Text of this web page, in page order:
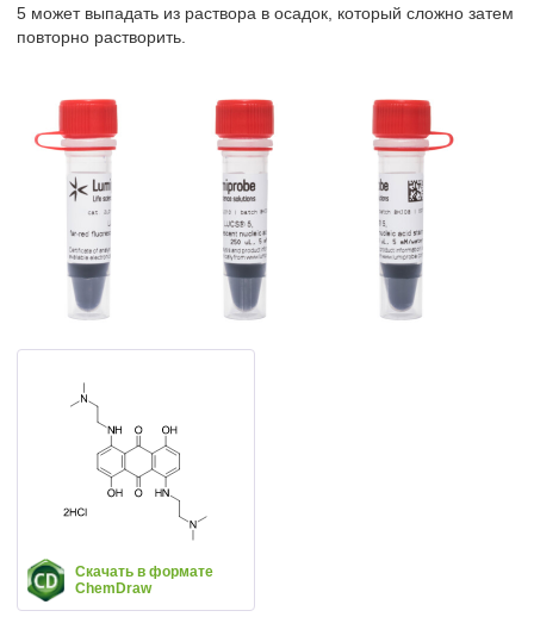
5 может выпадать из раствора в осадок, который сложно затем
повторно растворить.
Скачать в формате
ChemDraw